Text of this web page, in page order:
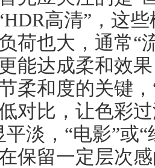
高清”，这
荷也大，通常“
能达成柔和效
柔和度的关键
对比，让色彩
淡，“电影”或
保留一定层次